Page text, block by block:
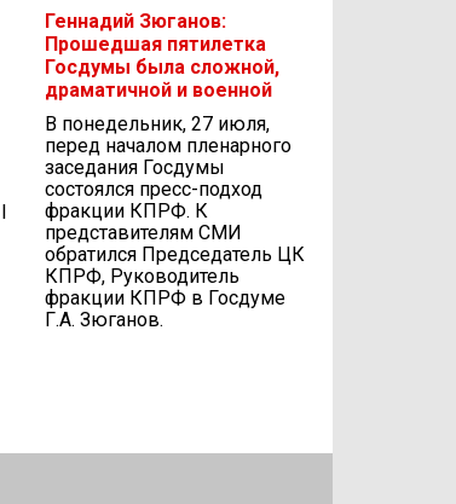
Геннадий Зюганов:
Прошедшая пятилетка
Госдумы была сложной,
драматичной и военной
В понедельник, 27 июля,
перед началом пленарного
заседания Госдумы
состоялся пресс-подход
фракции КПРФ. К
представителям СМИ
обратился Председатель ЦК
КПРФ, Руководитель
фракции КПРФ в Госдуме
Г.А. Зюганов.